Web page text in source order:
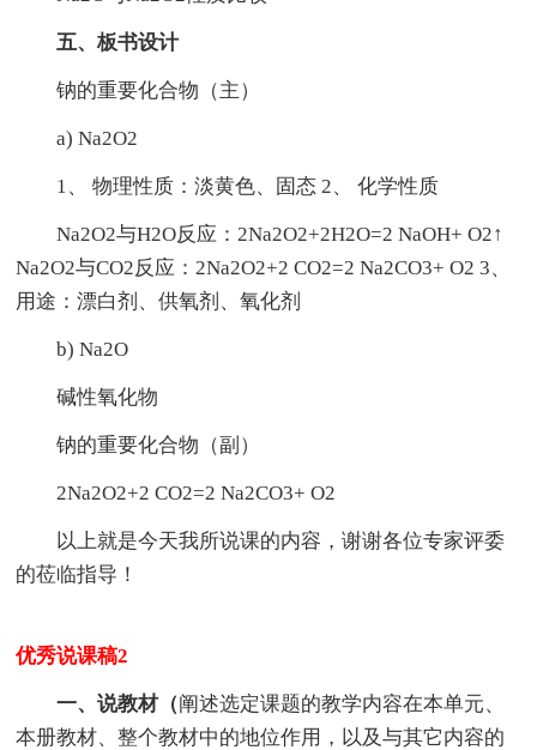
五、板书设计
钠的重要化合物（主）
a) Na2O2
1、 物理性质：淡黄色、固态 2、 化学性质
Na2O2与H2O反应：2Na2O2+2H2O=2 NaOH+ O2↑
Na2O2与CO2反应：2Na2O2+2 CO2=2 Na2CO3+ O2 3、
用途：漂白剂、供氧剂、氧化剂
b) Na2O
碱性氧化物
钠的重要化合物（副）
2Na2O2+2 CO2=2 Na2CO3+ O2
以上就是今天我所说课的内容，谢谢各位专家评委
的莅临指导！
优秀说课稿2
一、说教材（阐述选定课题的教学内容在本单元、
本册教材、整个教材中的地位作用，以及与其它内容的